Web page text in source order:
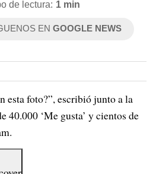
de lectura: 1 min
ENGOOGLE NEWS
esta foto?”, escribió junto a la
40.000 ‘Me gusta’ y cientos de